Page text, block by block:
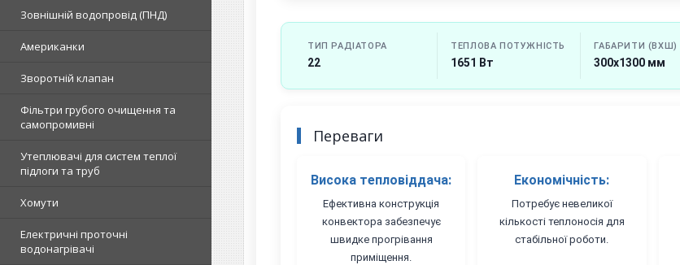
Зовнішній водопровід (ПНД)
Американки
Зворотній клапан
Фільтри грубого очищення та
самопромивні
Утеплювачі для систем теплої
підлоги та труб
Хомути
Електричні проточні
водонагрівачі
ТИП РАДІАТОРА
22
ТЕПЛОВА ПОТУЖНІСТЬ
1651 Вт
ГАБАРИТИ (ВХШ)
300х1300 мм
Переваги
Висока тепловіддача:
Ефективна конструкція
конвектора забезпечує
швидке прогрівання
приміщення.
Економічність:
Потребує невеликої
кількості теплоносія для
стабільної роботи.